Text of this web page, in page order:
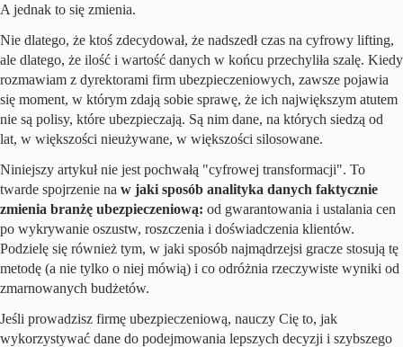
A jednak to się zmienia.
Nie dlatego, że ktoś zdecydował, że nadszedł czas na cyfrowy lifting,
ale dlatego, że ilość i wartość danych w końcu przechyliła szalę. Kiedy
rozmawiam z dyrektorami firm ubezpieczeniowych, zawsze pojawia
się moment, w którym zdają sobie sprawę, że ich największym atutem
nie są polisy, które ubezpieczają. Są nim dane, na których siedzą od
lat, w większości nieużywane, w większości silosowane.
Niniejszy artykuł nie jest pochwałą "cyfrowej transformacji". To
twarde spojrzenie na w jaki sposób analityka danych faktycznie
zmienia branżę ubezpieczeniową: od gwarantowania i ustalania cen
po wykrywanie oszustw, roszczenia i doświadczenia klientów.
Podzielę się również tym, w jaki sposób najmądrzejsi gracze stosują tę
metodę (a nie tylko o niej mówią) i co odróżnia rzeczywiste wyniki od
zmarnowanych budżetów.
Jeśli prowadzisz firmę ubezpieczeniową, nauczy Cię to, jak
wykorzystywać dane do podejmowania lepszych decyzji i szybszego